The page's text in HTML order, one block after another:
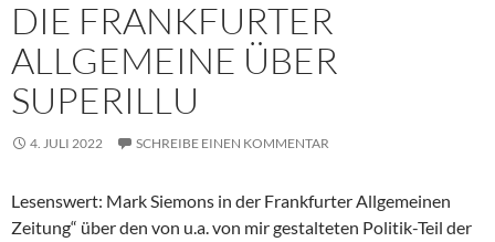
DIE FRANKFURTER
ALLGEMEINE ÜBER
SUPERILLU
4. JULI 2022 SCHREIBE EINEN KOMMENTAR
Lesenswert: Mark Siemons in der Frankfurter Allgemeinen
Zeitung“ über den von u.a. von mir gestalteten Politik-Teil der